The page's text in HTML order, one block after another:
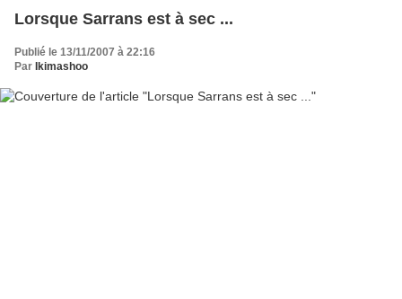
Lorsque Sarrans est à sec ...
Publié le 13/11/2007 à 22:16
Par Ikimashoo